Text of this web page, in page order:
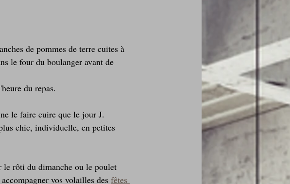
cuisine des fleurs
Finger food, snack
d'anniversaire
ou végétarien i Love Tomate !
de pommes de terre cuites à
le four du boulanger avant de
du repas.
le faire cuire que le jour J.
chic, individuelle, en petites
le rôti du dimanche ou le poulet
vos volailles des fêtes